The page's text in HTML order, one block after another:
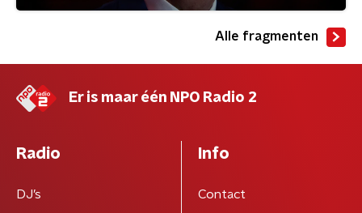
Alle fragmenten
Er is maar één NPO Radio 2
Radio
DJ’s
Info
Contact